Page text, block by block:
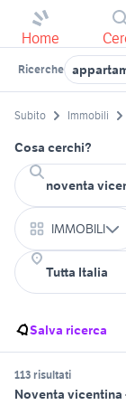
Home
Ricerche
Subito Immobili
Cosa cerchi?
IMMOBILI
Salva ricerca
113 risultati
Noventa vicentina